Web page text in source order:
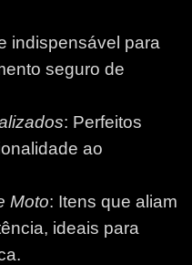
indispensável para
seguro de
: Perfeitos
ao
Moto: Itens que aliam
ideais para